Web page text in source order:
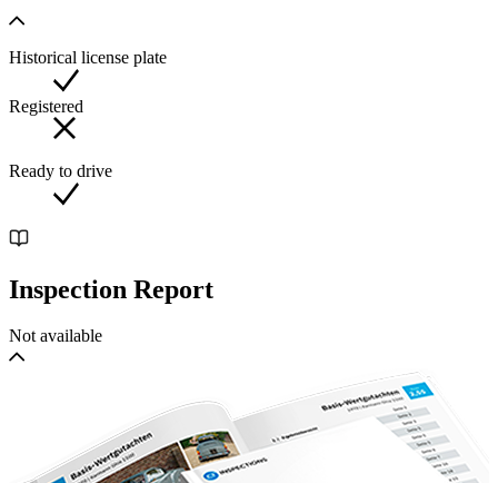
Historical license plate
Registered
Ready to drive
Inspection Report
Not available